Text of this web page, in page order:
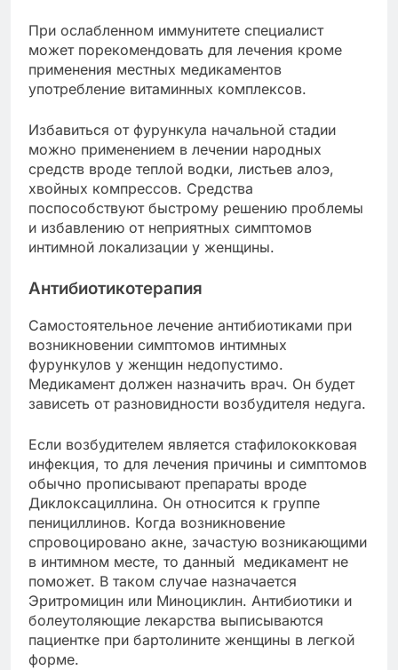
При ослабленном иммунитете специалист
может порекомендовать для лечения кроме
применения местных медикаментов
употребление витаминных комплексов.
Избавиться от фурункула начальной стадии
можно применением в лечении народных
средств вроде теплой водки, листьев алоэ,
хвойных компрессов. Средства
поспособствуют быстрому решению проблемы
и избавлению от неприятных симптомов
интимной локализации у женщины.
Антибиотикотерапия
Самостоятельное лечение антибиотиками при
возникновении симптомов интимных
фурункулов у женщин недопустимо.
Медикамент должен назначить врач. Он будет
зависеть от разновидности возбудителя недуга.
Если возбудителем является стафилококковая
инфекция, то для лечения причины и симптомов
обычно прописывают препараты вроде
Диклоксациллина. Он относится к группе
пенициллинов. Когда возникновение
спровоцировано акне, зачастую возникающими
в интимном месте, то данный медикамент не
поможет. В таком случае назначается
Эритромицин или Миноциклин. Антибиотики и
болеутоляющие лекарства выписываются
пациентке при бартолините женщины в легкой
форме.